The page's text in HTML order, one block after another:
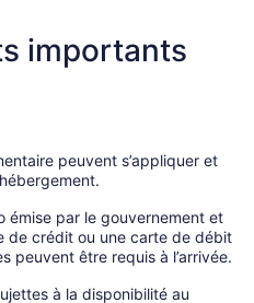
importants
peuvent s’appliquer et
émise par le gouvernement et
de crédit ou une carte de débit
peuvent être requis à l’arrivée.
à la disponibilité au